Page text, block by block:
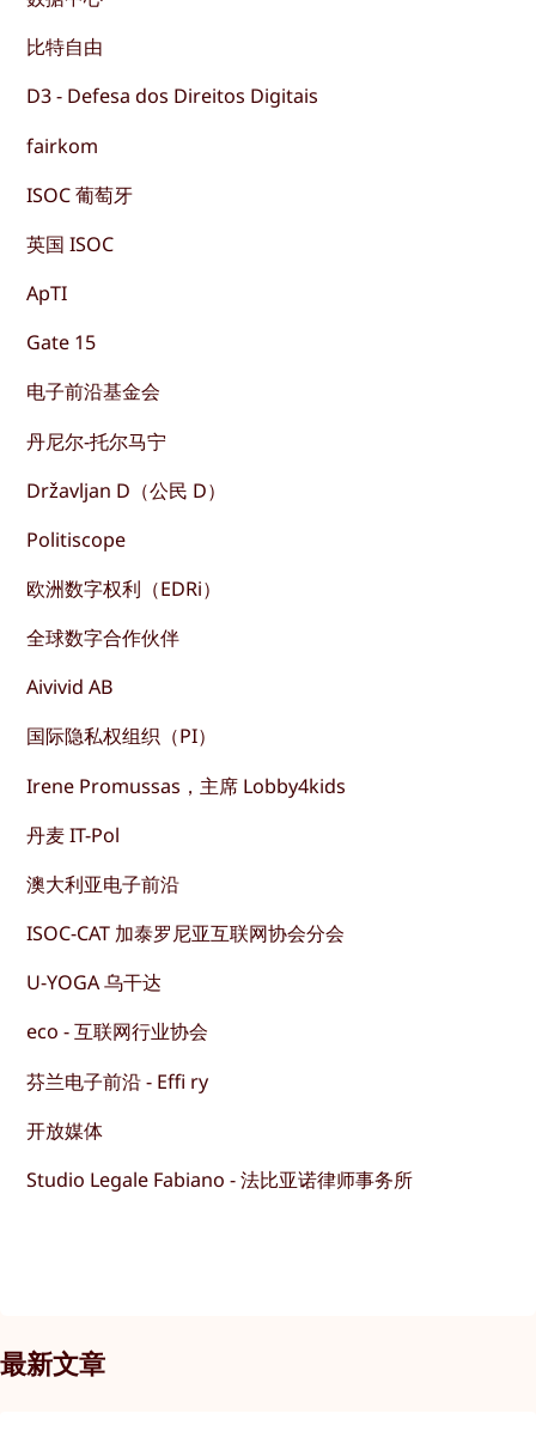
比特自由
D3 - Defesa dos Direitos Digitais
fairkom
ISOC 葡萄牙
英国 ISOC
ApTI
Gate 15
电子前沿基金会
丹尼尔-托尔马宁
Državljan D（公民 D）
Politiscope
欧洲数字权利（EDRi）
全球数字合作伙伴
Aivivid AB
国际隐私权组织（PI）
Irene Promussas，主席 Lobby4kids
丹麦 IT-Pol
澳大利亚电子前沿
ISOC-CAT 加泰罗尼亚互联网协会分会
U-YOGA 乌干达
eco - 互联网行业协会
芬兰电子前沿 - Effi ry
开放媒体
Studio Legale Fabiano - 法比亚诺律师事务所
最新文章